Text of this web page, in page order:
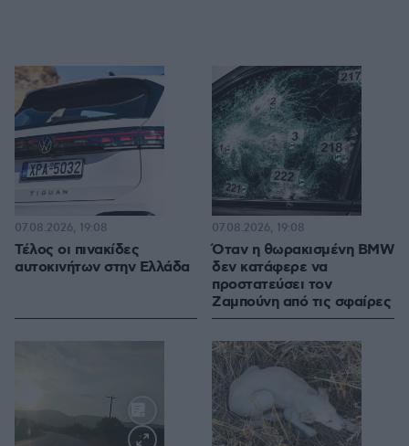
Τέλος οι πινακίδες
αυτοκινήτων στην Ελλάδα
07.08.2026, 19:08
Όταν η θωρακισμένη BMW
δεν κατάφερε να
προστατεύσει τον
Ζαμπούνη από τις σφαίρες
07.08.2026, 19:08